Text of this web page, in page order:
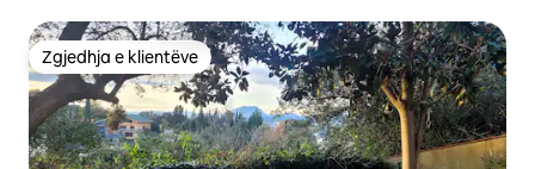
Zgjedhja e klientëve
Zgjedhja e klientëve